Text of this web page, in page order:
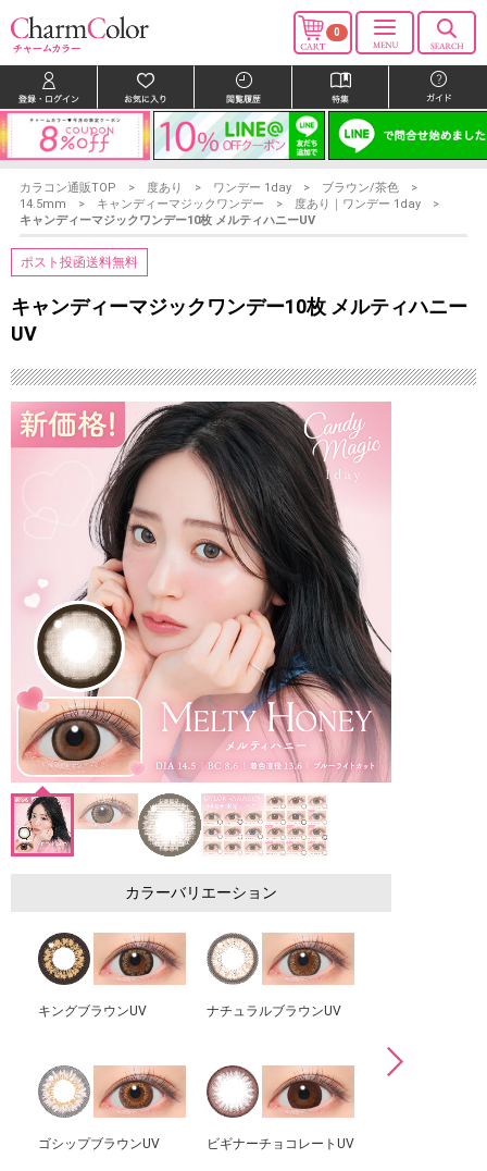
0
カラコン通販TOP 度あり ワンデー 1day
ブラウン/茶色
14.5mm
キャンディーマジックワンデー
度あり｜ワンデー 1day
キャンディーマジックワンデー10枚 メルティハニーUV
ポスト投函送料無料
キャンディーマジックワンデー10枚 メルティハニー
UV
カラーバリエーション
キングブラウンUV ナチュラルブラウンUV
ゴシップブラウンUV ビギナーチョコレートUV